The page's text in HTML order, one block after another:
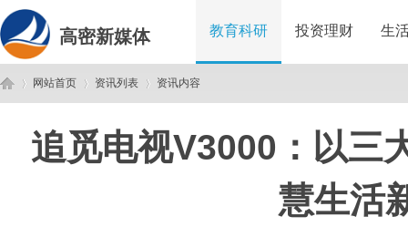
高密新媒体 教育科研 投资理财 生
网站首页
›
资讯列表 资讯内容
追觅电视V3000：以三
慧生活